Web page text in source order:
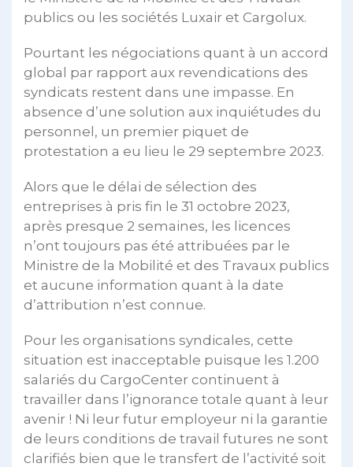
publics ou les sociétés Luxair et Cargolux.
Pourtant les négociations quant à un accord
global par rapport aux revendications des
syndicats restent dans une impasse. En
absence d’une solution aux inquiétudes du
personnel, un premier piquet de
protestation a eu lieu le 29 septembre 2023.
Alors que le délai de sélection des
entreprises à pris fin le 31 octobre 2023,
après presque 2 semaines, les licences
n’ont toujours pas été attribuées par le
Ministre de la Mobilité et des Travaux publics
et aucune information quant à la date
d’attribution n’est connue.
Pour les organisations syndicales, cette
situation est inacceptable puisque les 1.200
salariés du CargoCenter continuent à
travailler dans l’ignorance totale quant à leur
avenir ! Ni leur futur employeur ni la garantie
de leurs conditions de travail futures ne sont
clarifiés bien que le transfert de l’activité soit